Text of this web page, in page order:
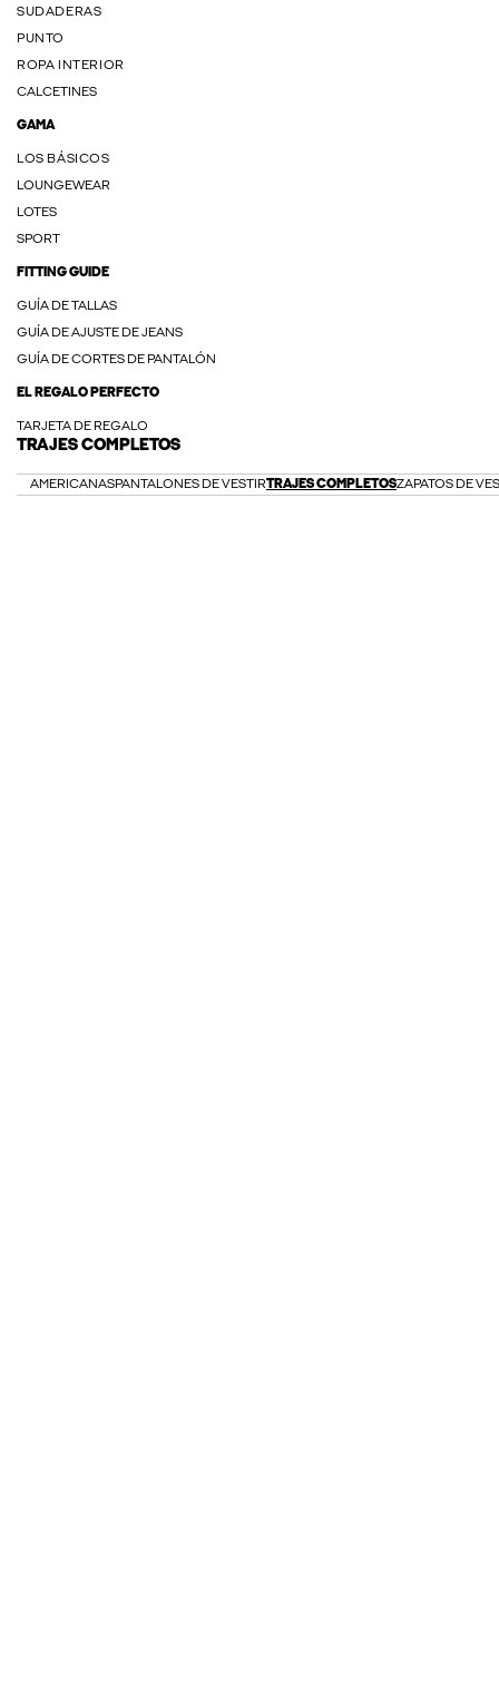
SUDADERAS
PUNTO
ROPA INTERIOR
CALCETINES
GAMA
LOS BÁSICOS
LOUNGEWEAR
LOTES
SPORT
FITTING GUIDE
GUÍA DE TALLAS
GUÍA DE AJUSTE DE JEANS
GUÍA DE CORTES DE PANTALÓN
EL REGALO PERFECTO
TARJETA DE REGALO
TRAJES COMPLETOS
AMERICANASPANTALONES DE VESTIRTRAJES COMPLETOSZAPATOS DE